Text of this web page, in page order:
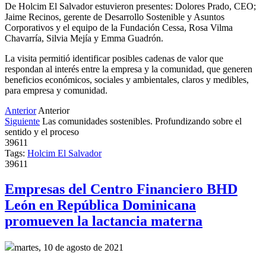
De Holcim El Salvador estuvieron presentes: Dolores Prado, CEO;
Jaime Recinos, gerente de Desarrollo Sostenible y Asuntos
Corporativos y el equipo de la Fundación Cessa, Rosa Vilma
Chavarría, Silvia Mejía y Emma Guadrón.
La visita permitió identificar posibles cadenas de valor que
respondan al interés entre la empresa y la comunidad, que generen
beneficios económicos, sociales y ambientales, claros y medibles,
para empresa y comunidad.
Anterior Anterior
Siguiente Las comunidades sostenibles. Profundizando sobre el
sentido y el proceso
39611
Tags: Holcim El Salvador
39611
Empresas del Centro Financiero BHD
León en República Dominicana
promueven la lactancia materna
martes, 10 de agosto de 2021